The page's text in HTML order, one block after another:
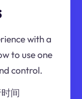
with a
to use one
control.
间